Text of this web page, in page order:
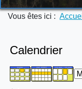
Vous êtes ici :
Calendrier